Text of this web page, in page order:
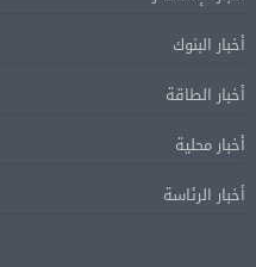
أخبار البنوك
أخبار الطاقة
أخبار محلية
أخبار الرئاسة